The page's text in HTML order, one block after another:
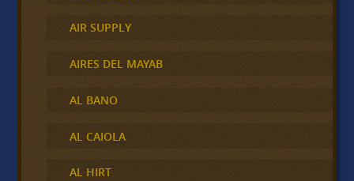
AIR SUPPLY
AIRES DEL MAYAB
AL BANO
AL CAIOLA
AL HIRT